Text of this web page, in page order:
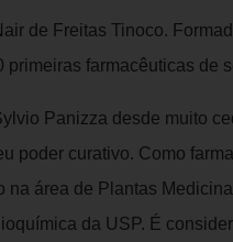
de Freitas Tinoco.
primeiras farmacêuticas de
Panizza desde muito
poder curativo. Como
na área de Plantas
da USP. É